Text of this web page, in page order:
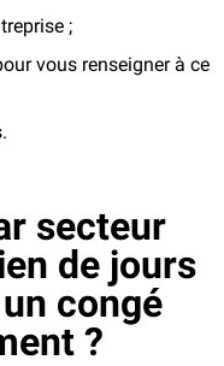
;
vous renseigner à ce
secteur
de jours
congé
?